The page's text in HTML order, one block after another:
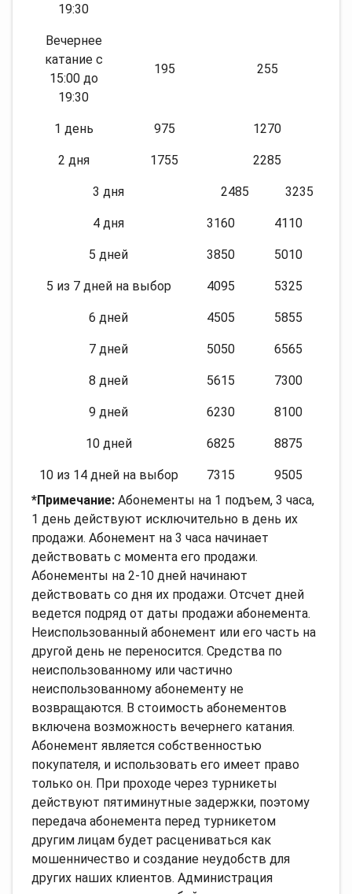
19:30
Вечернее
катание с
15:00 до
19:30
195 255
1 день 975 1270
2 дня 1755 2285
3 дня 2485 3235
4 дня 3160 4110
5 дней 3850 5010
5 из 7 дней на выбор 4095 5325
6 дней 4505 5855
7 дней 5050 6565
8 дней 5615 7300
9 дней 6230 8100
10 дней 6825 8875
10 из 14 дней на выбор 7315
9505
*Примечание: Абонементы на 1 подъем, 3 часа,
1 день действуют исключительно в день их
продажи. Абонемент на 3 часа начинает
действовать с момента его продажи.
Абонементы на 2-10 дней начинают
действовать со дня их продажи. Отсчет дней
ведется подряд от даты продажи абонемента.
Неиспользованный абонемент или его часть на
другой день не переносится. Средства по
неиспользованному или частично
неиспользованному абонементу не
возвращаются. В стоимость абонементов
включена возможность вечернего катания.
Абонемент является собственностью
покупателя, и использовать его имеет право
только он. При проходе через турникеты
действуют пятиминутные задержки, поэтому
передача абонемента перед турникетом
другим лицам будет расцениваться как
мошенничество и создание неудобств для
других наших клиентов. Администрация